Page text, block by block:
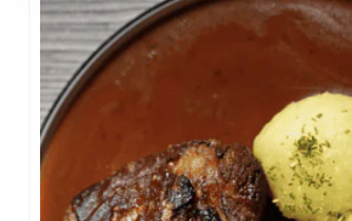
ca. 180
Außen knusprig, innen zart –
Schweinshaxe mit Kloß steht